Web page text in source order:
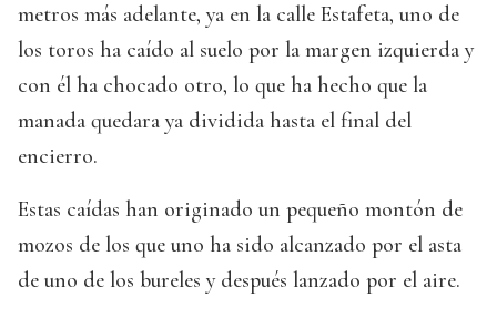
metros más adelante, ya en la calle Estafeta, uno de
los toros ha caído al suelo por la margen izquierda y
con él ha chocado otro, lo que ha hecho que la
manada quedara ya dividida hasta el final del
encierro.
Estas caídas han originado un pequeño montón de
mozos de los que uno ha sido alcanzado por el asta
de uno de los bureles y después lanzado por el aire.